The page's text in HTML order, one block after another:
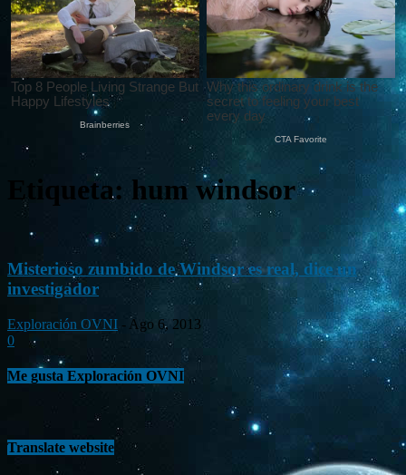
Etiqueta: hum windsor
Misterioso zumbido de Windsor es real, dice un
investigador
Exploración OVNI - Ago 6, 2013
0
Me gusta Exploración OVNI
Translate website